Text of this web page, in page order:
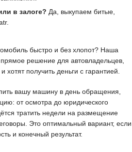
в залоге? Да, выкупаем битые,
быстро и без хлопот? Наша
решение для автовладельцев,
хотят получить деньги с гарантией.
вашу машину в день обращения,
от осмотра до юридического
тратить недели на размещение
Это оптимальный вариант, если
и конечный результат.